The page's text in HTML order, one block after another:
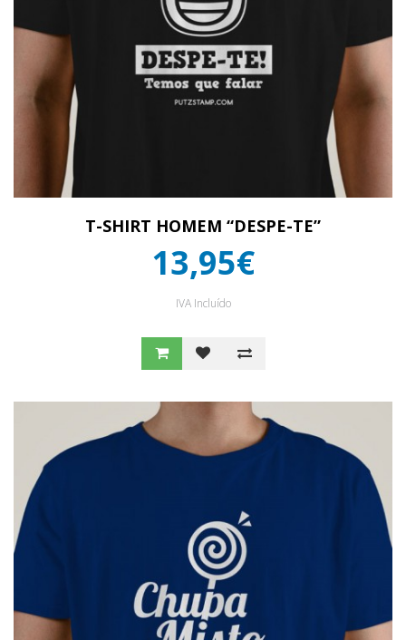
T-SHIRT HOMEM “DESPE-TE”
13,95€
IVA Incluído